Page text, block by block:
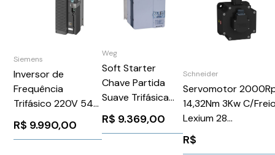
Siemens
Inversor de
Frequência
Trifásico 220V 54A
20CV G120
Siemens
R$ 9.990,00
Weg
Soft Starter
Chave Partida
Suave Trifásica
Motores 220-
575v 200a
R$ 9.369,00
Schneider
Servomotor
14,32Nm 3Kw C/
Lexium 28
BCH2MR3023CF6C
R$